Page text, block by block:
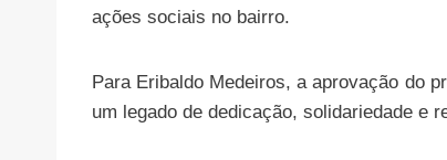
ações sociais no bairro.
Para Eribaldo Medeiros, a aprovação do
um legado de dedicação, solidariedade e